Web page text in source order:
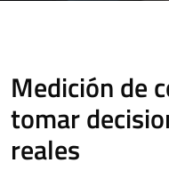
Medición de
tomar
reales